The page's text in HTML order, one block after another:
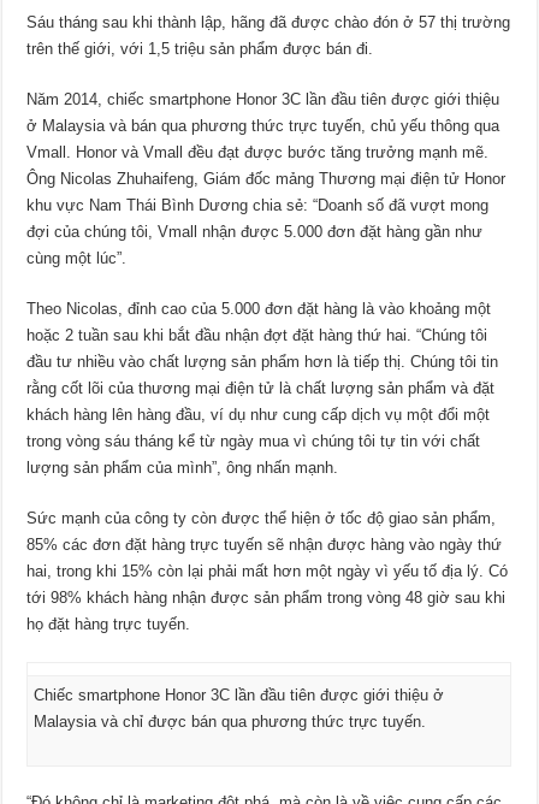
Sáu tháng sau khi thành lập, hãng đã được chào đón ở 57 thị trường
trên thế giới, với 1,5 triệu sản phẩm được bán đi.
Năm 2014, chiếc smartphone Honor 3C lần đầu tiên được giới thiệu
ở Malaysia và bán qua phương thức trực tuyến, chủ yếu thông qua
Vmall. Honor và Vmall đều đạt được bước tăng trưởng mạnh mẽ.
Ông Nicolas Zhuhaifeng , Giám đốc mảng Thương mại điện tử Honor
khu vực Nam Thái Bình Dương chia sẻ: “Doanh số đã vượt mong
đợi của chúng tôi, Vmall nhận được 5.000 đơn đặt hàng gần như
cùng một lúc”
Theo Nicolas, đỉnh cao của 5.000 đơn đặt hànglà vào khoảng một
hoặc 2 tuần sau khi bắt đầu nhận đợt đặt hàng thứ hai. “Chúng tôi
đầu tư nhiều vào chất lượng sản phẩm hơn là tiếp thị. Chúng tôi tin
rằng cốt lõi của thương mại điện tử là chất lượng sản phẩm và đặt
khách hàng lên hàng đầu, ví dụ như cung cấp dịch vụ một đổi một
trong vòng sáu tháng kể từ ngày mua vì chúng tôi tự tin với chất
lượng sản phẩm của mình”, ông nhấn mạnh.
Sức mạnh của công ty còn được thể hiện ở tốc độ giao sản phẩm,
85% các đơn đặt hàng trực tuyến sẽ nhận được hàng vào ngày thứ
hai, trong khi 15% còn lại phải mất hơn một ngày vì yếu tố địa lý. Có
tới 98% khách hàng nhận được sản phẩm trong vòng 48 giờ sau khi
họ đặt hàng trực tuyến.
Chiếc smartphone Honor 3C lần đầu tiên được giới thiệu ở
Malaysia và chỉ được bán qua phương thức trực tuyến.